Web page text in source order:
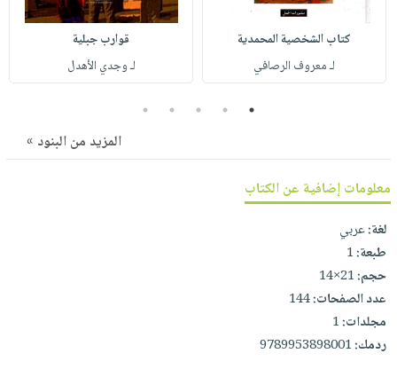
صابون
أطفال
مناسبات
فيديوهات
أسئلة
طرحها
وفرات
انشر
تواصل
معنا
عربة
كتاب الشخصية المحمدية
لـ معروف الرصافي
قوارب جبلية
لـ وجدي الأهدل
1
2
3
4
5
المزيد من البنود »
معلومات إضافية عن الكتاب
لغة:عربي
طبعة:1
حجم:21×14
عدد الصفحات:144
مجلدات:1
ردمك:9789953898001